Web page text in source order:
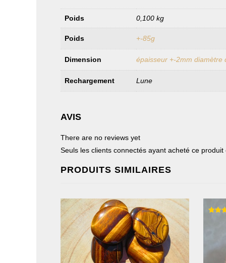
Poids 0,100 kg
Poids +-85g
Dimension épaisseur +-2mm diamètre
Rechargement Lune
AVIS
There are no reviews yet
Seuls les clients connectés ayant acheté ce
PRODUITS SIMILAIRES